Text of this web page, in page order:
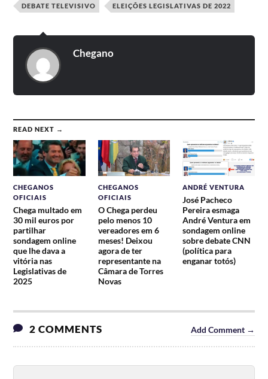
DEBATE TELEVISIVO ELEIÇÕES LEGISLATIVAS DE 2022
Chegano
READ NEXT →
CHEGANOS
OFICIAIS
Chega multado em
30 mil euros por
partilhar
sondagem online
que lhe dava a
vitória nas
Legislativas de
2025
CHEGANOS
OFICIAIS
O Chega perdeu
pelo menos 10
vereadores em 6
meses! Deixou
agora de ter
representante na
Câmara de Torres
Novas
ANDRÉ VENTURA
José Pacheco
Pereira esmaga
André Ventura em
sondagem online
sobre debate CNN
(política para
enganar totós)
2 COMMENTS Add Comment →